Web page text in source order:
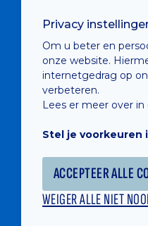
Privacy
Om u beter en
onze website.
internetgedrag op
verbeteren.
Lees er meer over in
Stel je voorkeuren
ACCEPTEER ALLE
WEIGER ALLE NIET
Supportersraad
Buffalo Kids Club
Supportersclubs
Fotoalbums